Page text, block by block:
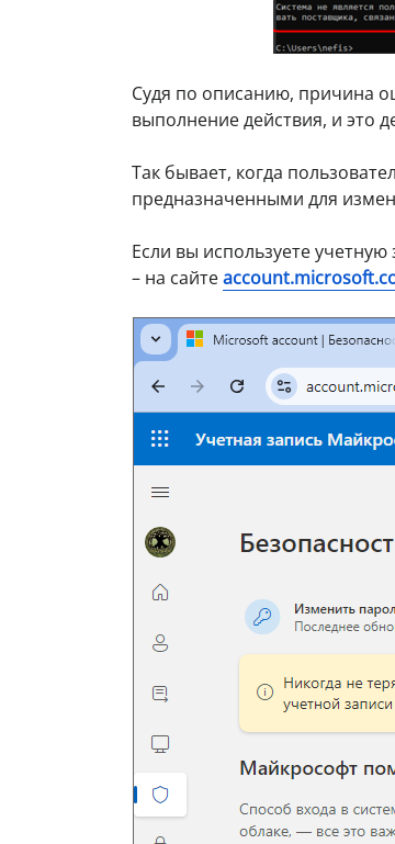
Судя по описанию, причина
выполнение действия, и это
Так бывает, когда
предназначенными для
Если вы используете учетную
– на сайте